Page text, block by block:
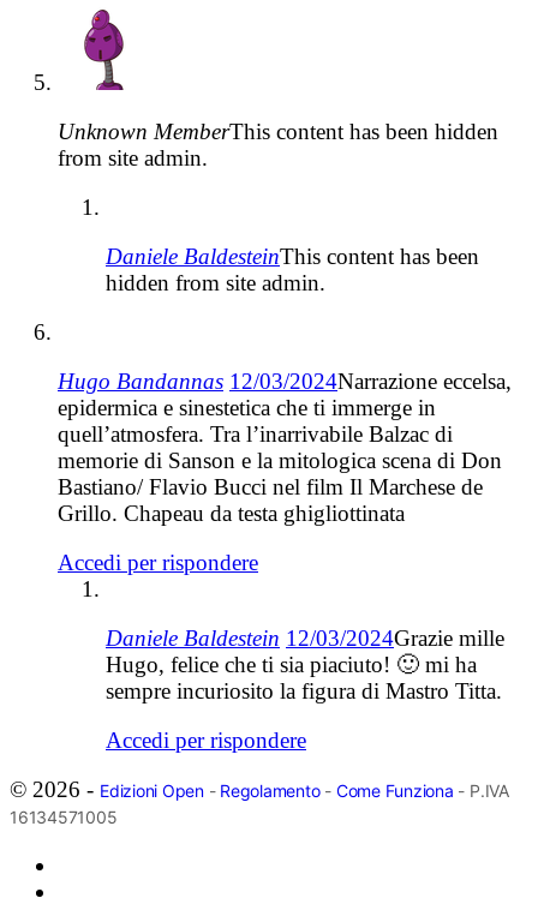
Unknown MemberThis content has been hidden
from site admin.
Daniele BaldesteinThis content has been
hidden from site admin.
Hugo Bandannas 12/03/2024Narrazione eccelsa,
epidermica e sinestetica che ti immerge in
quell’atmosfera. Tra l’inarrivabile Balzac di
memorie di Sanson e la mitologica scena di Don
Bastiano/ Flavio Bucci nel film Il Marchese de
Grillo. Chapeau da testa ghigliottinata
Accedi per rispondere
Daniele Baldestein 12/03/2024Grazie mille
Hugo, felice che ti sia piaciuto! 🙂 mi ha
sempre incuriosito la figura di Mastro Titta.
Accedi per rispondere
© 2026 - Edizioni Open- Regolamento- Come Funziona - P.IVA
16134571005